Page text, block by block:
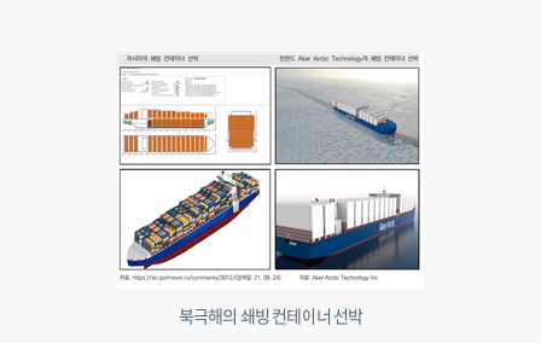
북극해의 쇄빙 컨테이너 선박